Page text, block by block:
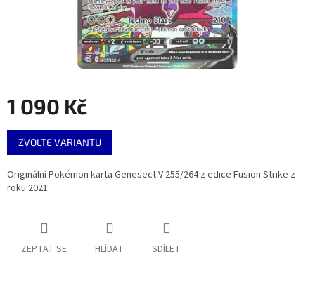
1 090 Kč
Měrná
cena:
ZVOLTE VARIANTU
Originální Pokémon karta Genesect V 255/264 z edice Fusion Strike z
roku 2021.
ZEPTAT SE HLÍDAT SDÍLET